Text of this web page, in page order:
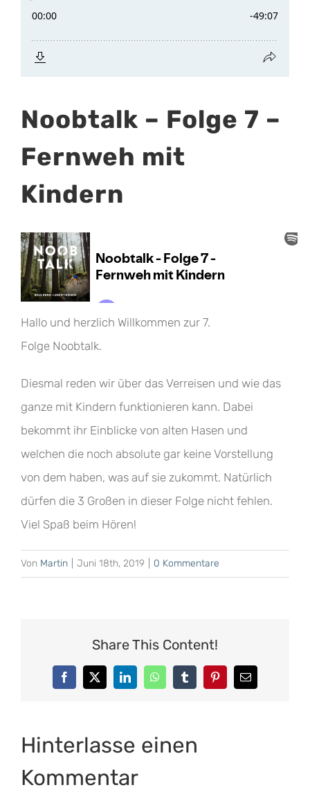
Noobtalk – Folge 7 –
Fernweh mit
Kindern
Hallo und herzlich Willkommen zur 7.
Folge Noobtalk.
Diesmal reden wir über das Verreisen und wie das
ganze mit Kindern funktionieren kann. Dabei
bekommt ihr Einblicke von alten Hasen und
welchen die noch absolute gar keine Vorstellung
von dem haben, was auf sie zukommt. Natürlich
dürfen die 3 Großen in dieser Folge nicht fehlen.
Viel Spaß beim Hören!
Von Martin Juni 18th, 2019 0 Kommentare
Share This Content!
Facebook
X LinkedInWhatsAppTumblrPinterest
E-
Hinterlasse einen
Kommentar